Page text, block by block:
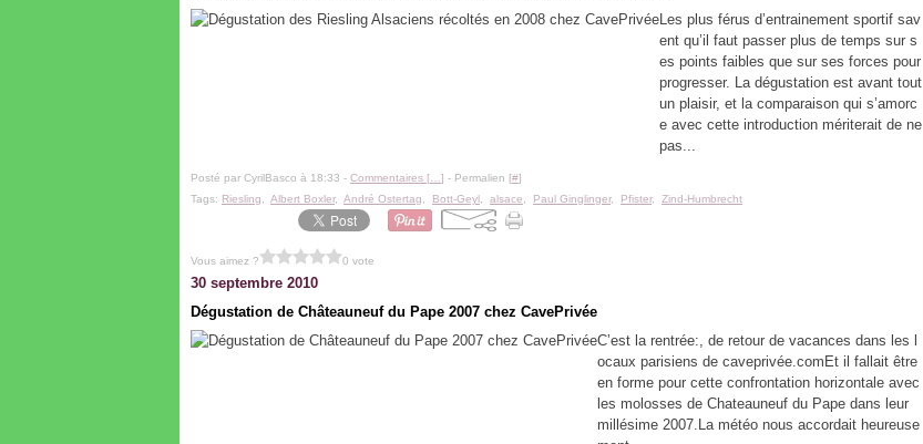
Les plus férus d’entrainement sportif sav
ent qu’il faut passer plus de temps sur s
es points faibles que sur ses forces pour
progresser. La dégustation est avant tout
un plaisir, et la comparaison qui s’amorc
e avec cette introduction mériterait de ne
pas...
Posté par CyrilBasco à 18:33 - Commentaires [ ] - Permalien [#]
Tags: Riesling Albert Boxler, André Ostertag Bott-Geyl alsace Paul Ginglinger, Pfister, Zind-Humbrecht
Vous aimez ? 0 vote
30 septembre 2010
Dégustation de Châteauneuf du Pape 2007 chez CavePrivée
C’est la rentrée:, de retour de vacances dans les l
ocaux parisiens de caveprivée.comEt il fallait être
en forme pour cette confrontation horizontale avec
les molosses de Chateauneuf du Pape dans leur
millésime 2007.La météo nous accordait heureuse